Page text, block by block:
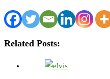
Related Posts: